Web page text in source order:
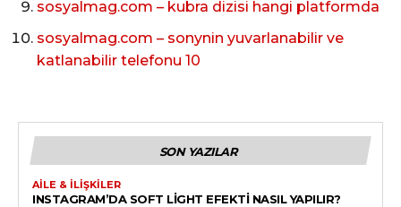
sosyalmag.com – kubra dizisi hangi platformda
sosyalmag.com – sonynin yuvarlanabilir ve
katlanabilir telefonu 10
SON YAZILAR
AILE & İLIŞKILER
INSTAGRAM’DA SOFT LIGHT EFEKTI NASIL YAPILIR?